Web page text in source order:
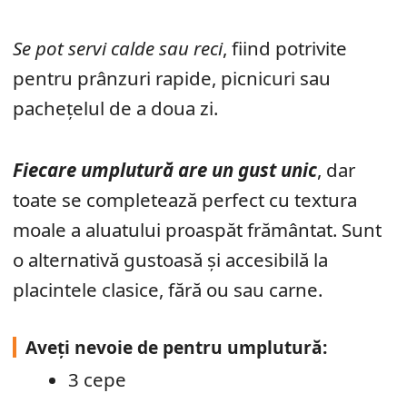
Se pot servi calde sau reci, fiind potrivite
pentru prânzuri rapide, picnicuri sau
pachețelul de a doua zi.
Fiecare umplutură are un gust unic, dar
toate se completează perfect cu textura
moale a aluatului proaspăt frământat. Sunt
o alternativă gustoasă și accesibilă la
placintele clasice, fără ou sau carne.
Aveți nevoie de pentru umplutură:
3 cepe